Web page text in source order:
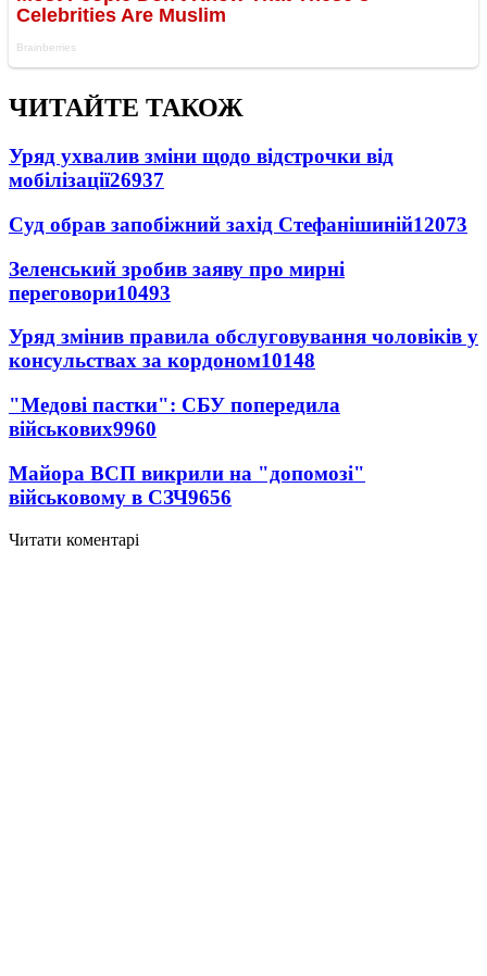
ЧИТАЙТЕ ТАКОЖ
Уряд ухвалив зміни щодо відстрочки від
мобілізації26937
Суд обрав запобіжний захід Стефанішиній12073
Зеленський зробив заяву про мирні
переговори10493
Уряд змінив правила обслуговування чоловіків у
консульствах за кордоном10148
"Медові пастки": СБУ попередила
військових9960
Майора ВСП викрили на "допомозі"
військовому в СЗЧ9656
Читати коментарі